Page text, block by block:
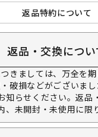
返品特約について
返品・交換につい
きましては、万全を
破損などがございま
知らせください。返品
、未開封・未使用に限